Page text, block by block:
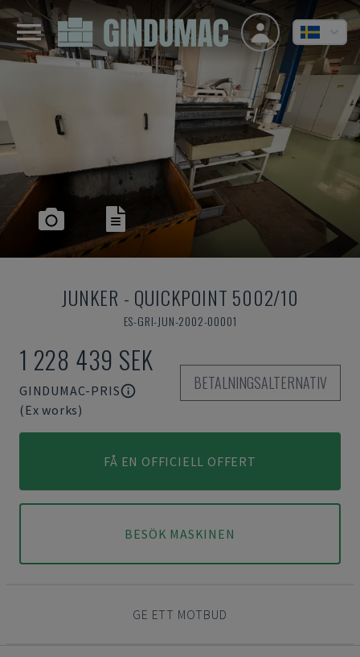
JUNKER - QUICKPOINT 5002/10
ES-GRI-JUN-2002-00001
1 228 439 SEK
GINDUMAC-PRIS
(Ex works)
BETALNINGSALTERNATIV
FÅ EN OFFICIELL OFFERT
BESÖK MASKINEN
GE ETT MOTBUD